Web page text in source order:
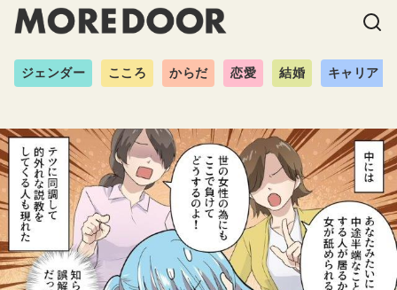
ジェンダー こころ からだ 恋愛 結婚 キャリア